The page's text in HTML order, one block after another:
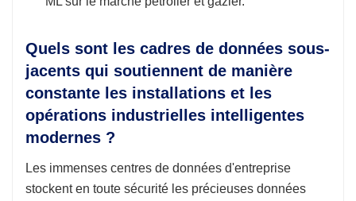
Quels sont les cadres de données sous-
jacents qui soutiennent de manière
constante les installations et les
opérations industrielles intelligentes
modernes ?
Les immenses centres de données d'entreprise
stockent en toute sécurité les précieuses données